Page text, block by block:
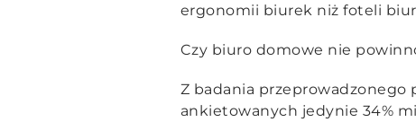
ergonomii biurek niż foteli
Czy biuro domowe nie
Z badania przeprowadzonego
ankietowanych jedynie 34%